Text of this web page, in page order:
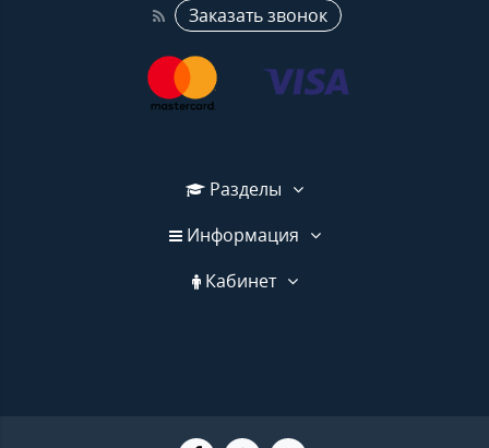
Заказать звонок
Разделы
Информация
Кабинет